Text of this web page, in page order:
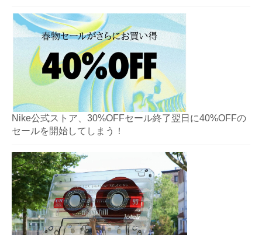
Nike公式ストア、30%OFFセール終了翌日に40%OFFの
セールを開始してしまう！